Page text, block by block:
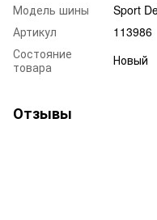
Модель шины
Sport
Артикул
113986
Состояние
товара
Новый
Отзывы